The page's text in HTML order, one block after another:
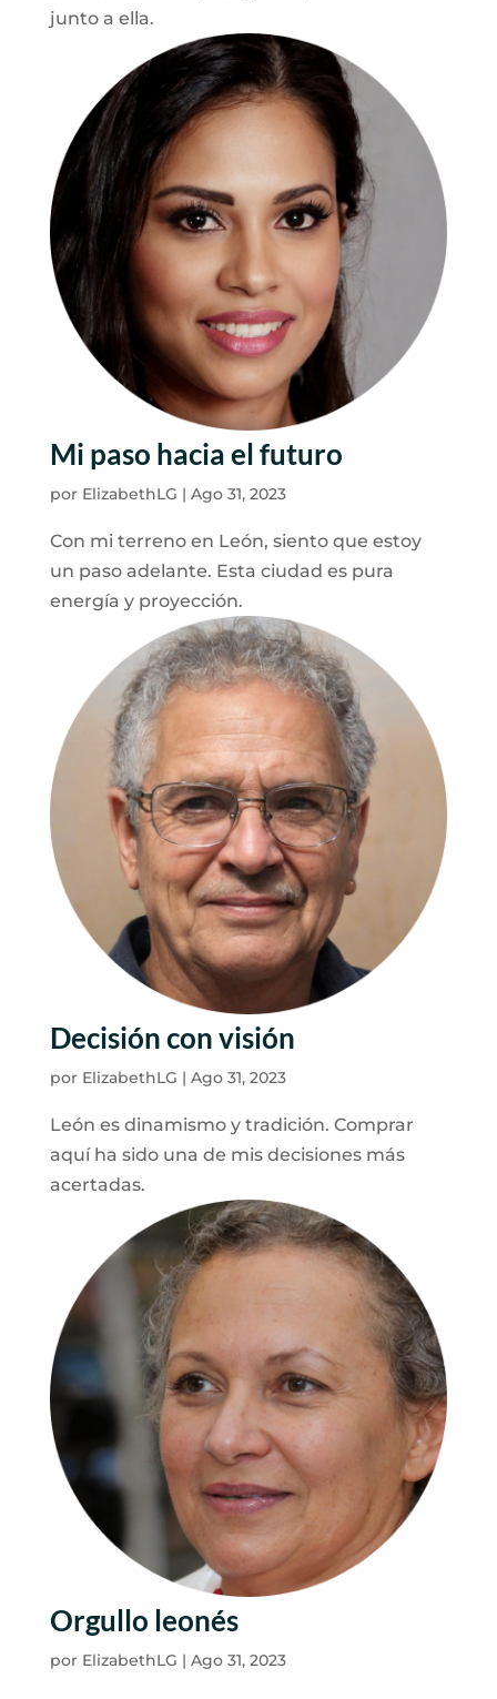
junto a ella.
Mi paso hacia el futuro
por ElizabethLG | Ago 31, 2023
Con mi terreno en León, siento que estoy
un paso adelante. Esta ciudad es pura
energía y proyección.
Decisión con visión
por ElizabethLG | Ago 31, 2023
León es dinamismo y tradición. Comprar
aquí ha sido una de mis decisiones más
acertadas.
Orgullo leonés
por ElizabethLG | Ago 31, 2023